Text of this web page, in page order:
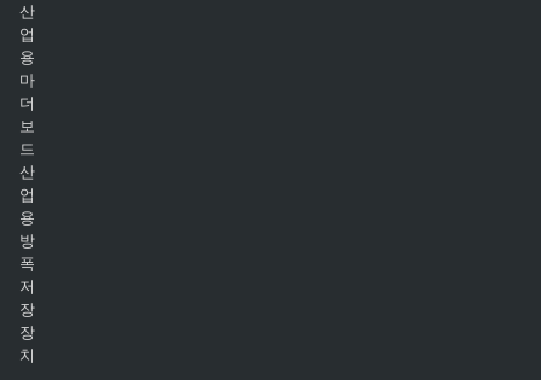
산
업
용
마
더
보
드
산
업
용
방
폭
저
장
장
치